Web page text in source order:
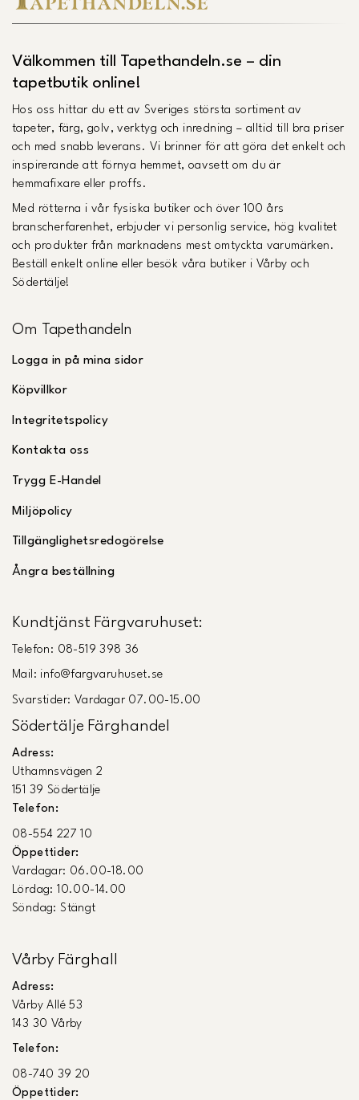
Välkommen till Tapethandeln.se – din
tapetbutik online!
Hos oss hittar du ett av Sveriges största sortiment av
tapeter, färg, golv, verktyg och inredning – alltid till bra priser
och med snabb leverans. Vi brinner för att göra det enkelt och
inspirerande att förnya hemmet, oavsett om du är
hemmafixare eller proffs.
Med rötterna i vår fysiska butiker och över 100 års
branscherfarenhet, erbjuder vi personlig service, hög kvalitet
och produkter från marknadens mest omtyckta varumärken.
Beställ enkelt online eller besök våra butiker i Vårby och
Södertälje!
Om Tapethandeln
Logga in på mina sidor
Köpvillkor
Integritetspolicy
Kontakta oss
Trygg E-Handel
Miljöpolicy
Tillgänglighetsredogörelse
Ångra beställning
Kundtjänst Färgvaruhuset:
Telefon: 08-519 398 36
Mail: info@fargvaruhuset.se
Svarstider: Vardagar 07.00-15.00
Södertälje Färghandel
Adress:
Uthamnsvägen 2
151 39 Södertälje
Telefon:
08-554 227 10
Öppettider:
Vardagar: 06.00-18.00
Lördag: 10.00-14.00
Söndag: Stängt
Vårby Färghall
Adress:
Vårby Allé 53
143 30 Vårby
Telefon:
08-740 39 20
Öppettider: